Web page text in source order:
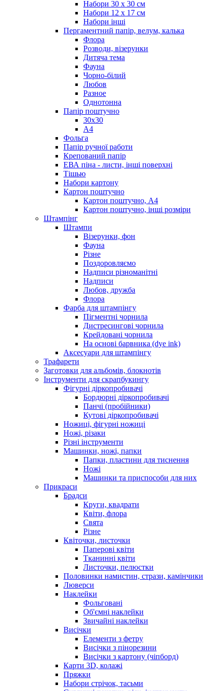
Набори 30 х 30 см
Набори 12 х 17 см
Набори інші
Пергаментний папір, велум, калька
Флора
Розводи, візерунки
Дитяча тема
Фауна
Чорно-білий
Любов
Разное
Однотонна
Папір поштучно
30х30
А4
Фольга
Папір ручної работи
Крепований папір
ЕВА піна - листи, інші поверхні
Тішью
Набори картону
Картон поштучно
Картон поштучно, А4
Картон поштучно, інші розміри
Штампінг
Штампи
Візерунки, фон
Фауна
Різне
Поздоровляємо
Надписи різноманітні
Надписи
Любов, дружба
Флора
Фарба для штампінгу
Пігментні чорнила
Дистресингові чорнила
Крейдовані чорнила
На основі барвника (dye ink)
Аксесуари для штампінгу
Трафарети
Заготовки для альбомів, блокнотів
Інструменти для скрапбукингу
Фігурні діркопробивачі
Бордюрні діркопробивачі
Панчі (пробійники)
Кутові діркопробивачі
Ножиці, фігурні ножиці
Ножі, різаки
Різні інструменти
Машинки, ножі, папки
Папки, пластини для тиснення
Ножі
Машинки та приспособи для них
Прикраси
Брадси
Круги, квадрати
Квіти, флора
Свята
Різне
Квіточки, листочки
Паперові квіти
Тканинні квіти
Листочки, пелюстки
Половинки намистин, стрази, камінчики
Люверси
Наклейки
Фольговані
Об'ємні наклейки
Звичайні наклейки
Висічки
Елементи з фетру
Висічки з пінорезини
Висічки з картону (чіпборд)
Карти 3D, колажі
Пряжки
Набори стрічок, тасьми